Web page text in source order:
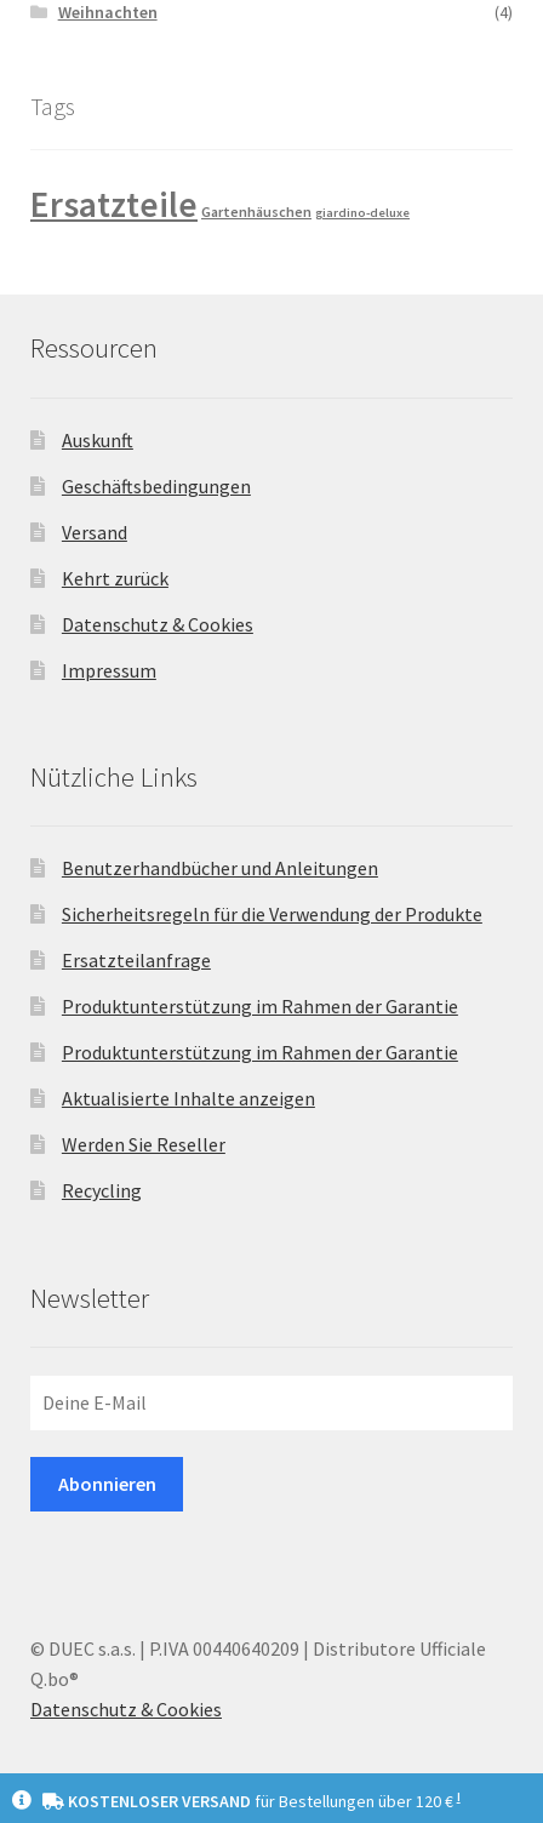
Weihnachten
(4)
Tags
Ersatzteile Gartenhäuschen giardino-deluxe
Ressourcen
Auskunft
Geschäftsbedingungen
Versand
Kehrt zurück
Datenschutz & Cookies
Impressum
Nützliche Links
Benutzerhandbücher und Anleitungen
Sicherheitsregeln für die Verwendung der Produkte
Ersatzteilanfrage
Produktunterstützung im Rahmen der Garantie
Produktunterstützung im Rahmen der Garantie
Aktualisierte Inhalte anzeigen
Werden Sie Reseller
Recycling
Newsletter
© DUEC s.a.s. | P.IVA 00440640209 | Distributore Ufficiale
Q.bo®
Datenschutz & Cookies
KOSTENLOSER VERSAND für Bestellungen über 120 €I